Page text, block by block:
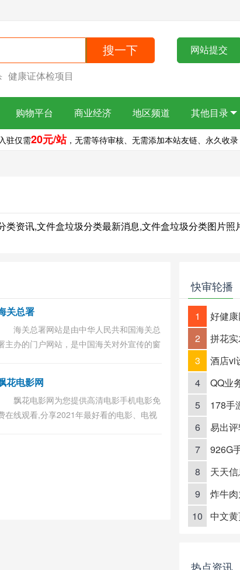
搜一下 网站提交
健康证体检项目
购物平台 商业经济 地区频道 其他目录
驻仅需20元/站，无需等待审核、无需添加本站友链、永久收
资讯,文件盒垃圾分类最新消息,文件盒垃圾分类图片
关总署
海关总署网站是由中华人民共和国海关总
主办的门户网站，是中国海关对外宣传的窗
互...
花电影网
飘花电影网为您提供高清电影手机电影免
在线观看,分享2021年最好看的电影、电视
快审轮播
1 好健
2
拼花
3
酒店vi
4
QQ业
5
178手
6
易出
7
926G
8
天天
9
炸牛
10
中文
热点资讯